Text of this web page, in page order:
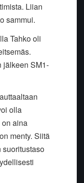
Liian
sammui.
Tahko oli
jälkeen SM1-
olla
aina
menty. Siitä
suoritustaso